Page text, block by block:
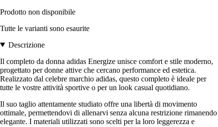
Prodotto non disponibile
Tutte le varianti sono esaurite
Descrizione
Il completo da donna adidas Energize unisce comfort e stile moderno,
progettato per donne attive che cercano performance ed estetica.
Realizzato dal celebre marchio adidas, questo completo è ideale per
tutte le vostre attività sportive o per un look casual quotidiano.
Il suo taglio attentamente studiato offre una libertà di movimento
ottimale, permettendovi di allenarvi senza alcuna restrizione rimanendo
elegante. I materiali utilizzati sono scelti per la loro leggerezza e